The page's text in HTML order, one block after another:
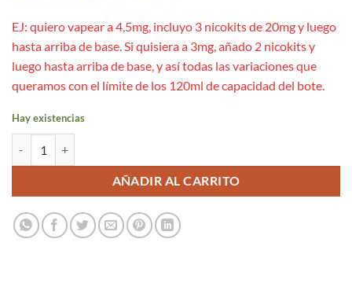
EJ: quiero vapear a 4,5mg, incluyo 3 nicokits de 20mg y luego
hasta arriba de base. Si quisiera a 3mg, añado 2 nicokits y
luego hasta arriba de base, y así todas las variaciones que
queramos con el límite de los 120ml de capacidad del bote.
Hay existencias
AÑADIR AL CARRITO